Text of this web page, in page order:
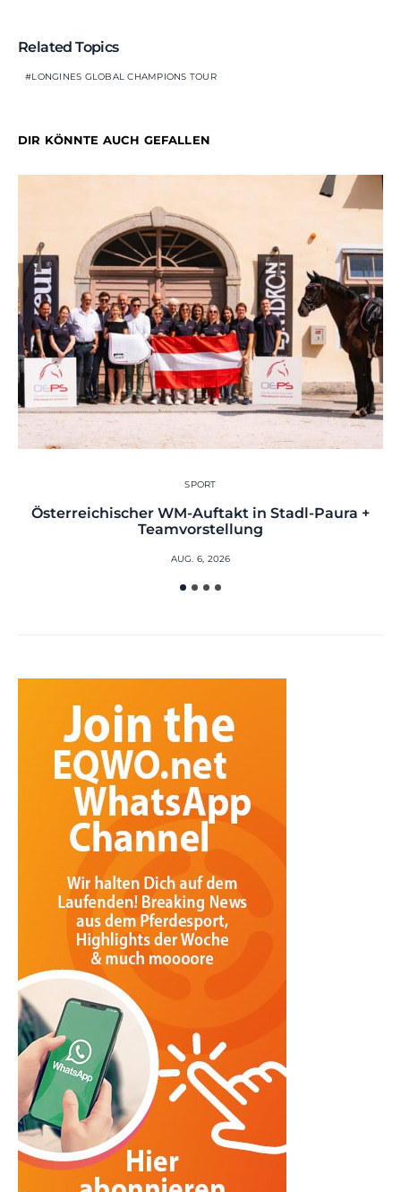
Related Topics
LONGINES GLOBAL CHAMPIONS TOUR
DIR KÖNNTE AUCH GEFALLEN
SPORT
Österreichischer WM-Auftakt in Stadl-Paura +
Teamvorstellung
AUG. 6, 2026